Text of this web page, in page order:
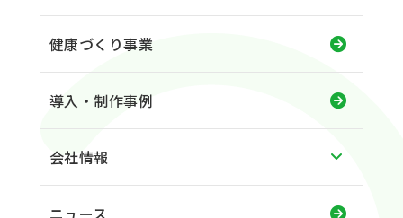
健康づくり事業
導入・制作事例
会社情報